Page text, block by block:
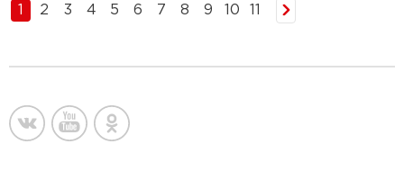
2 3 4 5 6 7 8 9 10